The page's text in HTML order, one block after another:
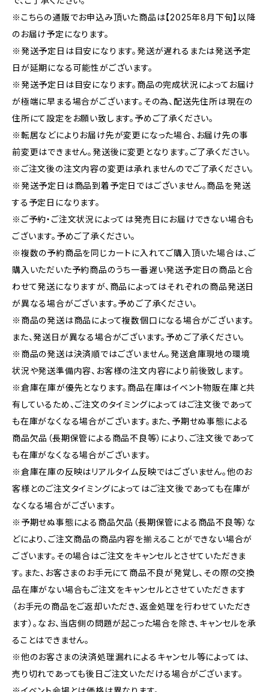
※こちらの通販でお申込み頂いた商品は【2025年8月下旬】以降
のお届け予定になります。
※発送予定日は目安になります。発送が遅れるまたは発送予定
日が延期になる可能性がございます。
※発送予定日は目安になります。商品の完成状況によってお届け
が極端に早まる場合がございます。その為、配送先住所は現在の
住所にて設定をお願い致します。予めご了承ください。
※転居などによりお届け先が変更になった場合、お届け先の事
前変更はできません。発送後に変更となります。ご了承ください。
※ご注文後の注文内容の変更は承れませんのでご了承ください。
※発送予定日は商品到着予定日ではございません。商品を発送
する予定日になります。
※ご予約・ご注文状況によっては発売日にお届けできない場合も
ございます。予めご了承ください。
※複数の予約商品を同じカートに入れてご購入頂いた場合は、ご
購入いただいた予約商品のうち一番遅い発送予定日の商品と合
わせて発送になりますが、商品によってはそれぞれの商品発送日
が異なる場合がございます。予めご了承ください。
※商品の発送は商品によって複数個口になる場合がございます。
また、発送日が異なる場合がございます。予めご了承ください。
※商品の発送は決済順ではございません。発送倉庫現地の環境
状況や発送準備内容、お客様の注文内容により前後致します。
※倉庫在庫が優先となります。商品在庫はイベント物販在庫と共
有しているため、ご注文のタイミングによってはご注文後であって
も在庫がなくなる場合がございます。また、予期せぬ事態による
商品欠品（長期保管による商品不良等）により、ご注文後であって
も在庫がなくなる場合がございます。
※倉庫在庫の反映はリアルタイム反映ではございません。他のお
客様とのご注文タイミングによってはご注文後であっても在庫が
なくなる場合がございます。
※予期せぬ事態による商品欠品（長期保管による商品不良等）な
どにより、ご注文商品の商品内容を揃えることができない場合が
ございます。その場合はご注文をキャンセルとさせていただきま
す。また、お客さまのお手元にて商品不良が発覚し、その際の交換
品在庫がない場合もご注文をキャンセルとさせていただきます
（お手元の商品をご返却いただき、返金処理を行わせていただき
ます）。なお、当店側の問題が起こった場合を除き、キャンセルを承
ることはできません。
※他のお客さまの決済処理漏れによるキャンセル等によっては、
売り切れであっても後日ご注文いただける場合がございます。